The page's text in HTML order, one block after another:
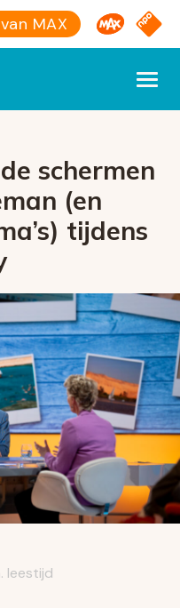
MAX Omroep
NPO
schermen
(en
tijdens
leestijd